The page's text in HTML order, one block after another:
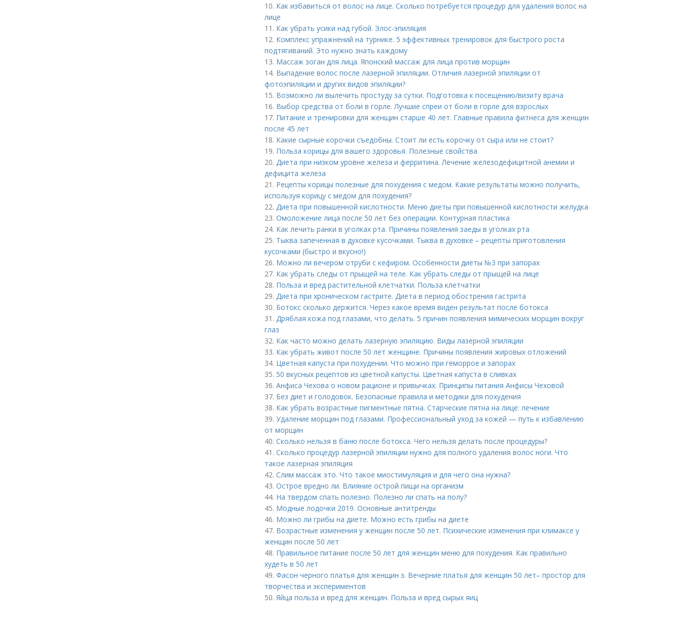
10. Как избавиться от волос на лице. Сколько потребуется процедур для удаления волос на
лице
11. Как убрать усики над губой. Элос-эпиляция
12. Комплекс упражнений на турнике. 5 эффективных тренировок для быстрого роста
подтягиваний. Это нужно знать каждому
13. Массаж зоган для лица. Японский массаж для лица против морщин
14. Выпадение волос после лазерной эпиляции. Отличия лазерной эпиляции от
фотоэпиляции и других видов эпиляции?
15. Возможно ли вылечить простуду за сутки. Подготовка к посещению/визиту врача
16. Выбор средства от боли в горле. Лучшие спреи от боли в горле для взрослых
17. Питание и тренировки для женщин старше 40 лет. Главные правила фитнеса для женщин
после 45 лет
18. Какие сырные корочки съедобны. Стоит ли есть корочку от сыра или не стоит?
19. Польза корицы для вашего здоровья. Полезные свойства
20. Диета при низком уровне железа и ферритина. Лечение железодефицитной анемии и
дефицита железа
21. Рецепты корицы полезные для похудения с медом. Какие результаты можно получить,
используя корицу с медом для похудения?
22. Диета при повышенной кислотности. Меню диеты при повышенной кислотности желудка
23. Омоложение лица после 50 лет без операции. Контурная пластика
24. Как лечить ранки в уголках рта. Причины появления заеды в уголках рта
25. Тыква запеченная в духовке кусочками. Тыква в духовке – рецепты приготовления
кусочками (быстро и вкусно!)
26. Можно ли вечером отруби с кефиром. Особенности диеты №3 при запорах
27. Как убрать следы от прыщей на теле. Как убрать следы от прыщей на лице
28. Польза и вред растительной клетчатки. Польза клетчатки
29. Диета при хроническом гастрите. Диета в период обострения гастрита
30. Ботокс сколько держится. Через какое время виден результат после ботокса
31. Дряблая кожа под глазами, что делать. 5 причин появления мимических морщин вокруг
глаз
32. Как часто можно делать лазерную эпиляцию. Виды лазерной эпиляции
33. Как убрать живот после 50 лет женщине. Причины появления жировых отложений
34. Цветная капуста при похудении. Что можно при геморрое и запорах
35. 50 вкусных рецептов из цветной капусты. Цветная капуста в сливках
36. Анфиса Чехова о новом рационе и привычках. Принципы питания Анфисы Чеховой
37. Без диет и голодовок. Безопасные правила и методики для похудения
38. Как убрать возрастные пигментные пятна. Старческие пятна на лице: лечение
39. Удаление морщин под глазами. Профессиональный уход за кожей — путь к избавлению
от морщин
40. Сколько нельзя в баню после ботокса. Чего нельзя делать после процедуры?
41. Сколько процедур лазерной эпиляции нужно для полного удаления волос ноги. Что
такое лазерная эпиляция
42. Слим массаж это. Что такое миостимуляция и для чего она нужна?
43. Острое вредно ли. Влияние острой пищи на организм
44. На твердом спать полезно. Полезно ли спать на полу?
45. Модные лодочки 2019. Основные антитренды
46. Можно ли грибы на диете. Можно есть грибы на диете
47. Возрастные изменения у женщин после 50 лет. Психические изменения при климаксе у
женщин после 50 лет
48. Правильное питание после 50 лет для женщин меню для похудения. Как правильно
худеть в 50 лет
49. Фасон черного платья для женщин з. Вечерние платья для женщин 50 лет– простор для
творчества и экспериментов
50. Яйца польза и вред для женщин. Польза и вред сырых яиц